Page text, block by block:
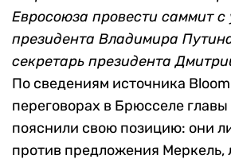
Евросоюза провести саммит с
президента Владимира
секретарь президента
По сведениям источника
переговорах в Брюсселе главы
пояснили свою позицию: они
против предложения Меркель,